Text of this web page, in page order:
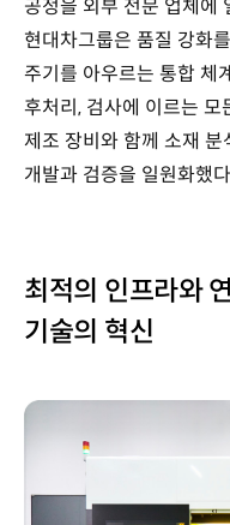
공정을 외부 전문 업체에
현대차그룹은 품질 강화
주기를 아우르는 통합 체
후처리, 검사에 이르는 모
제조 장비와 함께 소재 분
개발과 검증을 일원화했
최적의 인프라와
기술의 혁신